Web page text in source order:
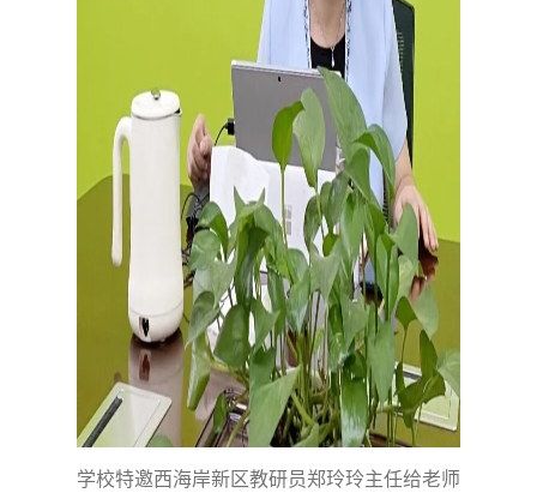
学校特邀西海岸新区教研员郑玲玲主任给老师